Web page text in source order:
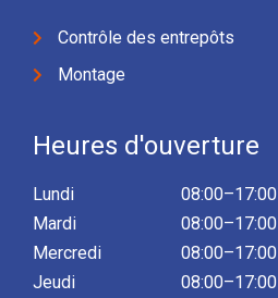
Contrôle des entrepôts
Montage
Heures d'ouverture
Lundi
Mardi
Mercredi
Jeudi
08:00–17:00
08:00–17:00
08:00–17:00
08:00–17:00